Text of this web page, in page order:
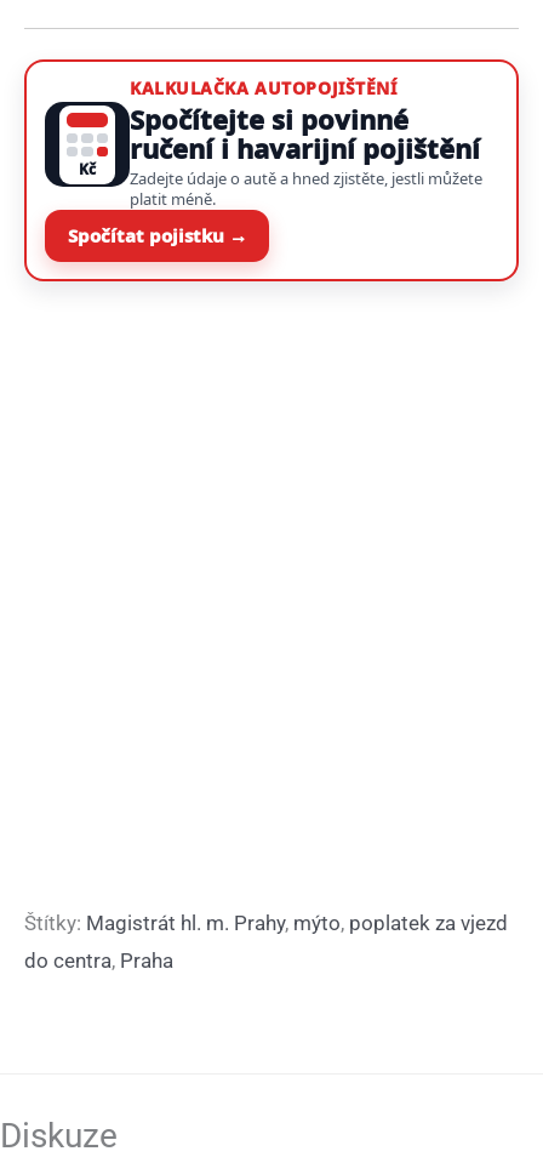
Kč
KALKULAČKA AUTOPOJIŠTĚNÍ
Spočítejte si povinné
ručení i havarijní pojištění
Zadejte údaje o autě a hned zjistěte, jestli můžete
platit méně.
Spočítat pojistku →
Štítky: Magistrát hl. m. Prahy, mýto, poplatek za vjezd
do centra, Praha
Diskuze